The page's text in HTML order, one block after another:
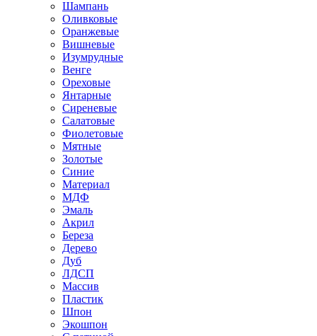
Шампань
Оливковые
Оранжевые
Вишневые
Изумрудные
Венге
Ореховые
Янтарные
Сиреневые
Салатовые
Фиолетовые
Мятные
Золотые
Синие
Материал
МДФ
Эмаль
Акрил
Береза
Дерево
Дуб
ЛДСП
Массив
Пластик
Шпон
Экошпон